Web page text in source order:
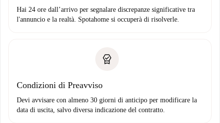
Hai 24 ore dall’arrivo per segnalare discrepanze significative tra
l'annuncio e la realtà. Spotahome si occuperà di risolverle.
Condizioni di Preavviso
Devi avvisare con almeno 30 giorni di anticipo per modificare la
data di uscita, salvo diversa indicazione del contratto.